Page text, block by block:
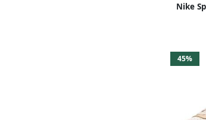
Nike
'Air
45%